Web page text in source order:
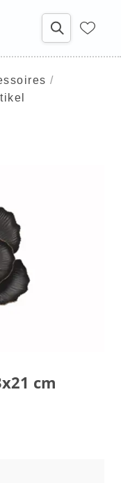
cm